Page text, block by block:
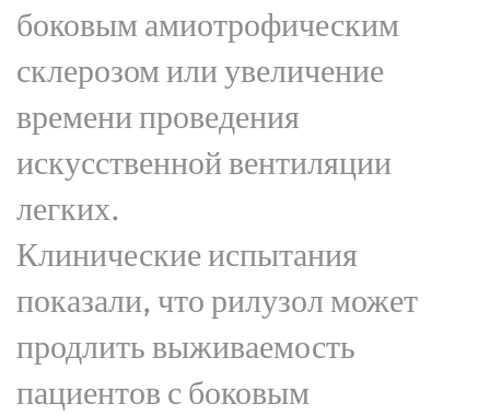
боковым амиотрофическим
склерозом или увеличение
времени проведения
искусственной вентиляции
легких.
Клинические испытания
показали, что рилузол может
продлить выживаемость
пациентов с боковым